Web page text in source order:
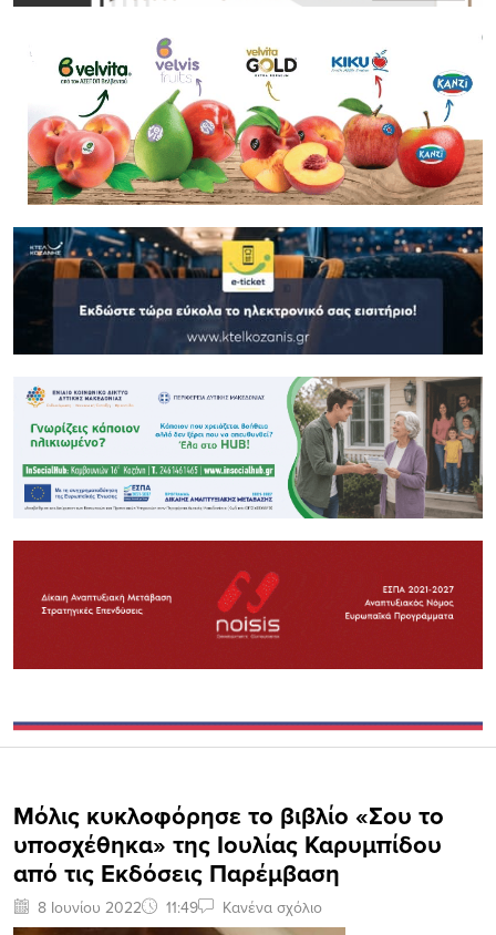
Μόλις κυκλοφόρησε το βιβλίο «Σου το
υποσχέθηκα» της Ιουλίας Καρυμπίδου
από τις Εκδόσεις Παρέμβαση
8 Ιουνίου 2022 11:49 Κανένα σχόλιο